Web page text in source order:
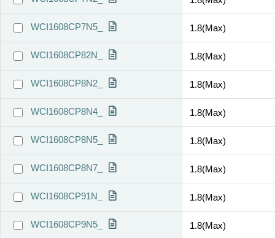
WCI1608CP7N5_ 1.8(Max)
WCI1608CP82N_ 1.8(Max)
WCI1608CP8N2_ 1.8(Max)
WCI1608CP8N4_ 1.8(Max)
WCI1608CP8N5_ 1.8(Max)
WCI1608CP8N7_ 1.8(Max)
WCI1608CP91N_ 1.8(Max)
WCI1608CP9N5_ 1.8(Max)